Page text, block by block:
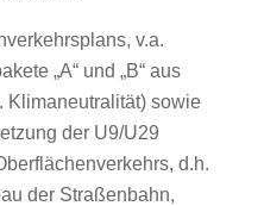
v.a.
„A“ und „B“ aus
Klimaneutralität) sowie
der U9/U29
d.h.
der Straßenbahn,